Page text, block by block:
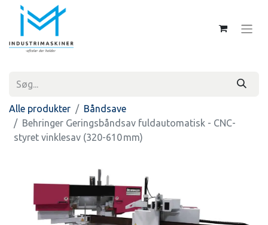
Alle produkter
Båndsave
Behringer Geringsbåndsav fuldautomatisk - CNC-
styret vinklesav (320-610 mm)